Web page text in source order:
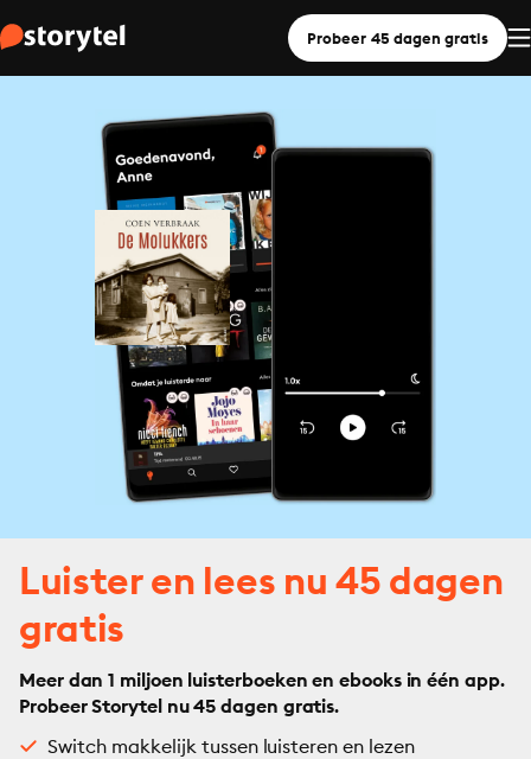
Probeer 45 dagen gratis
Luister en lees nu 45 dagen
gratis
Meer dan 1 miljoen luisterboeken en ebooks in één app.
Probeer Storytel nu 45 dagen gratis.
Switch makkelijk tussen luisteren en lezen